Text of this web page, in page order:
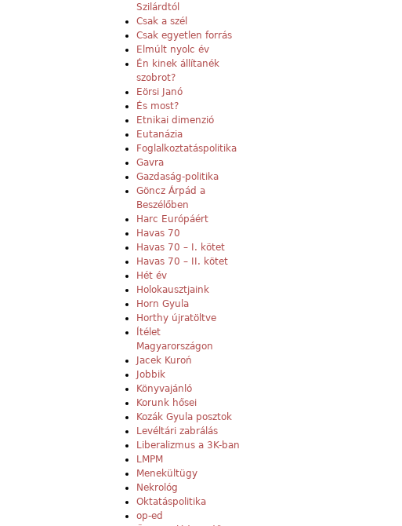
Szilárdtól
Csak a szél
Csak egyetlen forrás
Elmúlt nyolc év
Én kinek állítanék
szobrot?
Eörsi Janó
És most?
Etnikai dimenzió
Eutanázia
Foglalkoztatáspolitika
Gavra
Gazdaság-politika
Göncz Árpád a
Beszélőben
Harc Európáért
Havas 70
Havas 70 – I. kötet
Havas 70 – II. kötet
Hét év
Holokausztjaink
Horn Gyula
Horthy újratöltve
Ítélet
Magyarországon
Jacek Kuroń
Jobbik
Könyvajánló
Korunk hősei
Kozák Gyula posztok
Levéltári zabrálás
Liberalizmus a 3K-ban
LMPM
Menekültügy
Nekrológ
Oktatáspolitika
op-ed